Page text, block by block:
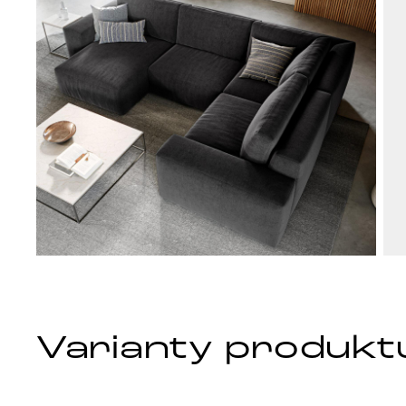
Varianty